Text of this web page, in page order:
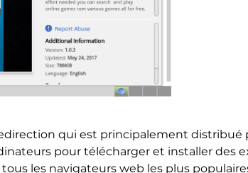
qui est principalement distribué
pour télécharger et installer des
les navigateurs web les plus